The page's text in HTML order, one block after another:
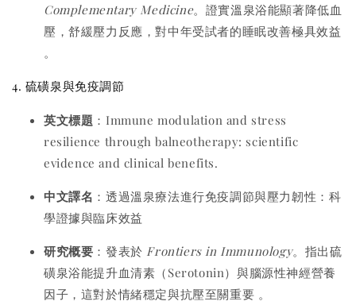
Complementary Medicine。證實溫泉浴能顯著降低血
壓，舒緩壓力反應，對中年受試者的睡眠改善極具效益
。
4. 硫磺泉與免疫調節
英文標題 ：Immune modulation and stress
resilience through balneotherapy: scientific
evidence and clinical benefits.
中文譯名 ：透過溫泉療法進行免疫調節與壓力韌性：科
學證據與臨床效益
研究概要 ：發表於 Frontiers in Immunology。指出硫
磺泉浴能提升血清素（Serotonin）與腦源性神經營養
因子，這對於情緒穩定與抗壓至關重要 。